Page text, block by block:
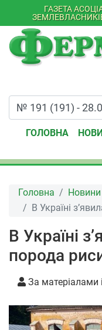
ГАЗЕТА
ГОЛОВНА
Головна
Новини
В Україні
В Україні
порода
За матеріалами